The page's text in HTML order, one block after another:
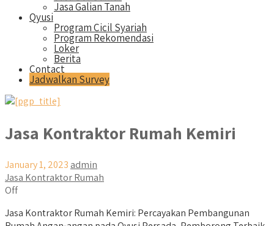
Jasa Galian Tanah
Qyusi
Program Cicil Syariah
Program Rekomendasi
Loker
Berita
Contact
Jadwalkan Survey
Jasa Kontraktor Rumah Kemiri
January 1, 2023 admin
Jasa Kontraktor Rumah
Off
Jasa Kontraktor Rumah Kemiri: Percayakan Pembangunan